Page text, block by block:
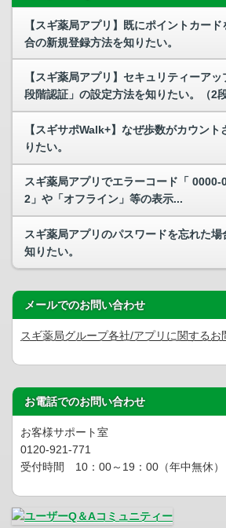
【スギ薬局アプリ】既にポイントカー
合の新規登録方法を知りたい。
【スギ薬局アプリ】セキュリティーア
段階認証」の設定方法を知りたい。（2
【スギサポWalk+】なぜ歩数がカウント
りたい。
スギ薬局アプリでエラーコード「
2」や「オフライン」等の表示...
スギ薬局アプリのパスワードを忘れた
知りたい。
メールでのお問い合わせ
スギ薬局グループ各社/アプリに関するお
お電話でのお問い合わせ
お客様サポート室
0120-921-771
受付時間 10：00～19：00（年中無休）